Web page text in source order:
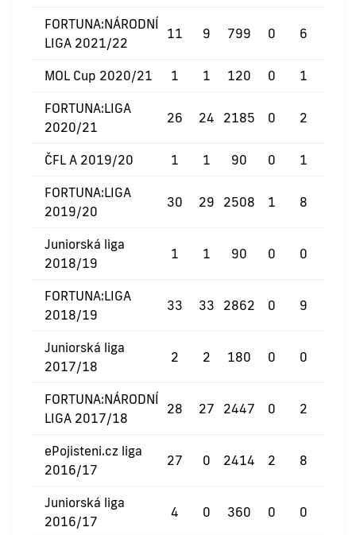
FORTUNA:NÁRODNÍ
LIGA 2021/22
11 9 799 0 6
MOL Cup 2020/21 1 1 120 0 1
FORTUNA:LIGA
2020/21
26 24 2185 0 2
ČFL A 2019/20 1 1 90 0 1
FORTUNA:LIGA
2019/20
30 29 2508 1 8
Juniorská liga
2018/19
1 1 90 0 0
FORTUNA:LIGA
2018/19
33 33 2862 0 9
Juniorská liga
2017/18
2 2 180 0 0
FORTUNA:NÁRODNÍ
LIGA 2017/18
28 27 2447 0 2
ePojisteni.cz liga
2016/17
27 0 2414 2 8
Juniorská liga
2016/17
4 0 360 0 0